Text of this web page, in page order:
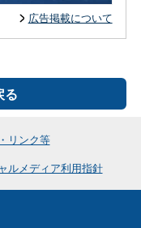
広告掲載について
る
リンク等
ルメディア利用指針